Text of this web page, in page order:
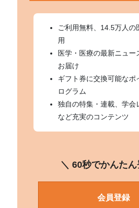
ご利用無料、14.5万人の
用
医学・医療の最新ニュー
お届け
ギフト券に交換可能なポ
ログラム
独自の特集・連載、学会
など充実のコンテンツ
＼ 60秒でかんたん
会員登録